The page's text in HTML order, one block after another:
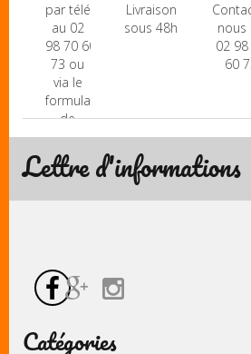
par téléphone
au 02
98 70 60
73 ou
via le
formulaire
de
contact
Livraison
sous 48h
nous
02
60
Lettre d'informations
Catégories